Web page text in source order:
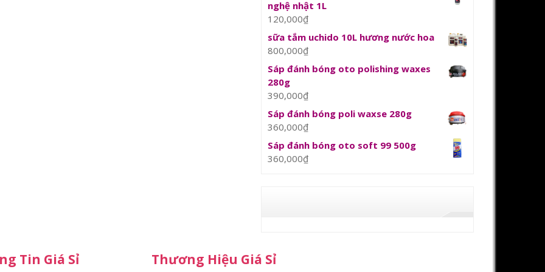
nghệ nhật 1L
120,000₫
sữa tắm uchido 10L hương nước hoa
800,000₫
Sáp đánh bóng oto polishing waxes
280g
390,000₫
Sáp đánh bóng poli waxse 280g
360,000₫
Sáp đánh bóng oto soft 99 500g
360,000₫
Tin Giá Sỉ Thương Hiệu Giá Sỉ